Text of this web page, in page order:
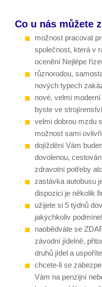
Co u nás můžete
možnost pracovat
společnost, která v
ocenění Nejlépe
různorodou,
nových typech
nové, velmi
byste ve
velmi dobrou mzdu
možnost sami
dojíždění Vám
dovolenou,
zdravotní potřeby
zastávka autobusu
dispozici je několik
užijete si 5 týdnů
jakýchkoliv
naobědváte se
závodní jídelně,
druhů jídel a
chcete-li se
Vám na penzijní